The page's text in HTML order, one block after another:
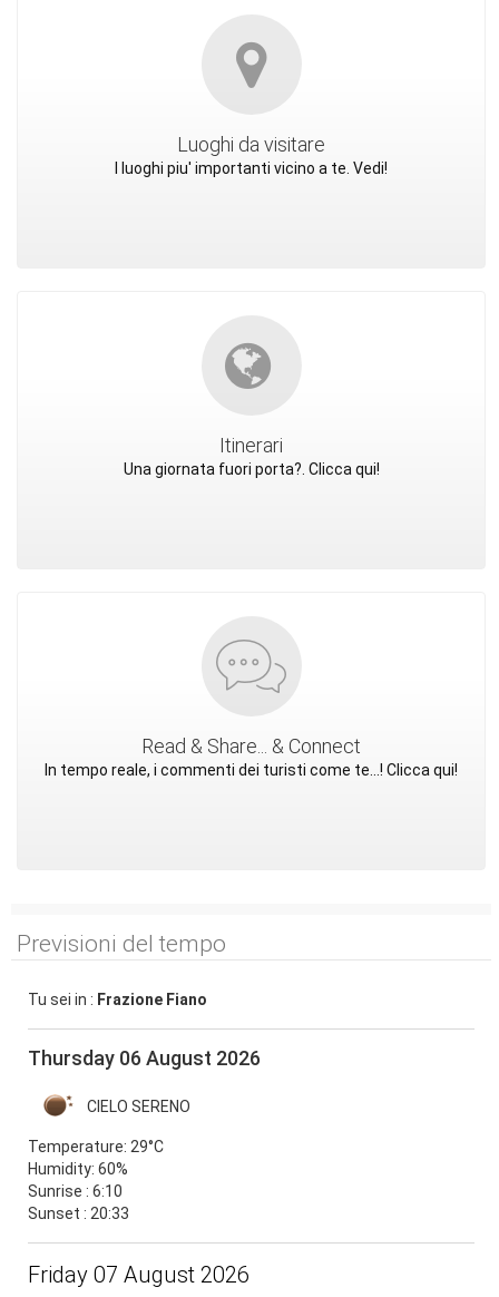
Luoghi da visitare
I luoghi piu' importanti vicino a te. Vedi!
Itinerari
Una giornata fuori porta?. Clicca qui!
Read & Share... & Connect
In tempo reale, i commenti dei turisti come te...! Clicca qui!
Previsioni del tempo
Tu sei in : Frazione Fiano
Thursday 06 August 2026
CIELO SERENO
Temperature: 29°C
Humidity: 60%
Sunrise : 6:10
Sunset : 20:33
Friday 07 August 2026